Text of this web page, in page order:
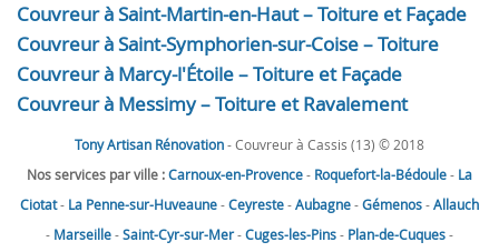
Couvreur à Saint-Martin-en-Haut – Toiture et Façade
Couvreur à Saint-Symphorien-sur-Coise – Toiture
Couvreur à Marcy-l'Étoile – Toiture et Façade
Couvreur à Messimy – Toiture et Ravalement
Tony Artisan Rénovation- Couvreur à Cassis (13) © 2018
Nos services par ville :Carnoux-en-Provence- Roquefort-la-Bédoule- La
Ciotat- La Penne-sur-Huveaune-Ceyreste-Aubagne-Gémenos-Allauch
- Marseille-Saint-Cyr-sur-Mer-Cuges-les-Pins- Plan-de-Cuques-